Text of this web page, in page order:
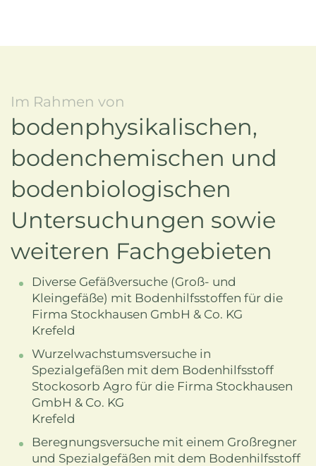
Im Rahmen von
bodenphysikalischen,
bodenchemischen und
bodenbiologischen
Untersuchungen sowie
weiteren Fachgebieten
Diverse Gefäßversuche (Groß- und
Kleingefäße) mit Bodenhilfsstoffen für die
Firma Stockhausen GmbH & Co. KG
Krefeld
Wurzelwachstumsversuche in
Spezialgefäßen mit dem Bodenhilfsstoff
Stockosorb Agro für die Firma Stockhausen
GmbH & Co. KG
Krefeld
Beregnungsversuche mit einem Großregner
und Spezialgefäßen mit dem Bodenhilfsstoff